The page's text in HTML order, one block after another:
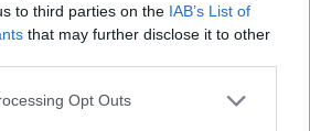
to third parties on the IAB’s List of
that may further disclose it to other
Opt Outs